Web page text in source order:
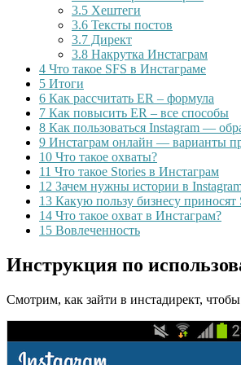
3.5 Хештеги
3.6 Тексты постов
3.7 Директ
3.8 Накрутка Инстаграм
4 Что такое SFS в Инстаграме
5 Итоги
6 Как рассчитать ER – формула
7 Как повысить ER – все способы
8 Как пользоваться Instagram —
9 Инстаграм онлайн — варианты
10 Что такое охваты?
11 Что такое Stories в Инстаграм
12 Зачем нужны истории в
13 Какую пользу бизнесу приносят
14 Что такое охват в Инстаграм?
15 Вовлеченность
Инструкция по
Смотрим, как зайти в инстадирект,